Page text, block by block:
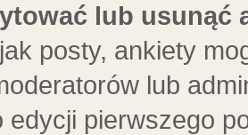
lub usunąć
posty, ankiety
lub
edycji pierwszego